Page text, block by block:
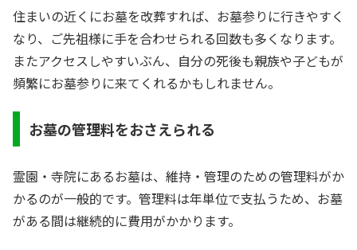
住まいの近くにお墓を改葬すれば、お墓参りに行きやすく
なり、ご先祖様に手を合わせられる回数も多くなります。
またアクセスしやすいぶん、自分の死後も親族や子どもが
頻繁にお墓参りに来てくれるかもしれません。
お墓の管理料をおさえられる
霊園・寺院にあるお墓は、維持・管理のための管理料がか
かるのが一般的です。管理料は年単位で支払うため、お墓
がある間は継続的に費用がかかります。